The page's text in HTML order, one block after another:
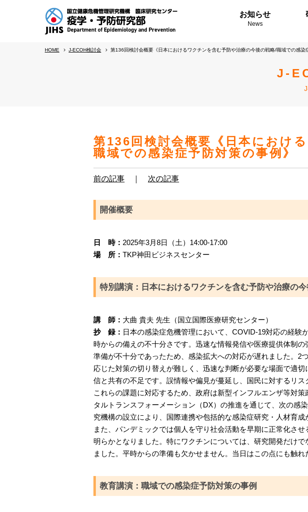
お知らせ
News
HOME J-ECOH検討会 第136回検討会概要《日本におけるワクチンを含む予防や治療の今後の戦略/職域での感染
J-
第136回検討会概要《日本におけ
職域での感染症予防対策の事例》
前の記事 次の記事
開催概要
日 時： 2025年3月8日（土）14:00-17:00
場 所： TKP神田ビジネスセンター
特別講演：日本におけるワクチンを含む予防や治療の
講 師： 大曲 貴夫 先生（国立国際医療研究センター）
抄 録： 日本の感染症危機管理において、COVID-19対応の経
時からの備えの不十分さです。迅速な情報発信や医療提供体制
準備が不十分であったため、感染拡大への対応が遅れました。2
応じた対策の切り替えが難しく、迅速な判断が必要な場面で適
信と共有の不足です。誤情報や偏見が蔓延し、国民に対するリス
これらの課題に対応するため、政府は新型インフルエンザ等対
タルトランスフォーメーション（DX）の推進を通じて、次の感
究機構の設立により、国際連携や包括的な感染症研究・人材育
また、パンデミックでは個人を守り社会活動を早期に正常化さ
明らかとなりました。特にワクチンについては、研究開発だけ
ました。平時からの準備も欠かせません。当日はこの点にも触れ
教育講演：職域での感染症予防対策の事例